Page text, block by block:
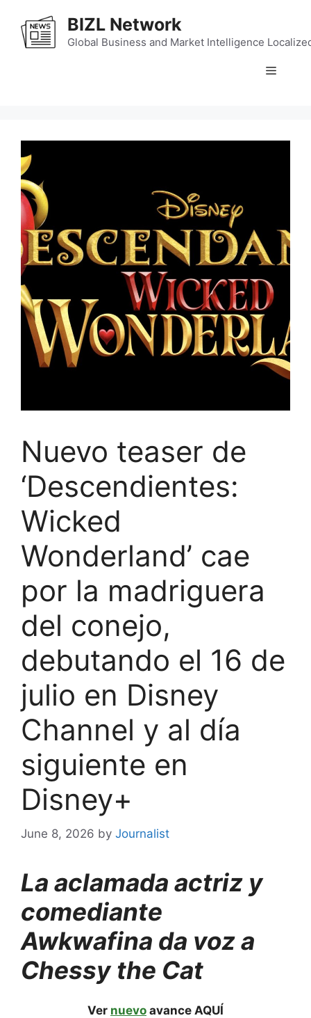
content
BIZL Network
Global Business and Market Intelligence
Menu
Nuevo teaser de
‘Descendientes:
Wicked
Wonderland’ cae
por la madriguera
del conejo,
debutando el 16 de
julio en Disney
Channel y al día
siguiente en
Disney+
June 8, 2026 by Journalist
La aclamada actriz y
comediante
Awkwafina da voz a
Chessy the Cat
Ver nuevo avance AQUÍ